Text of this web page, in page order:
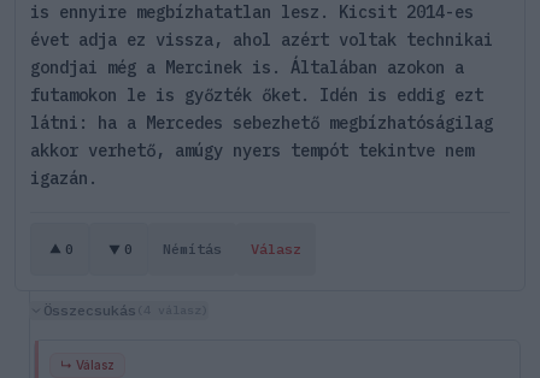
is ennyire megbízhatatlan lesz. Kicsit 2014-es
évet adja ez vissza, ahol azért voltak technikai
gondjai még a Mercinek is. Általában azokon a
futamokon le is győzték őket. Idén is eddig ezt
látni: ha a Mercedes sebezhető megbízhatóságilag
akkor verhető, amúgy nyers tempót tekintve nem
igazán.
0 0 Némítás Válasz
Összecsukás
↳ Válasz